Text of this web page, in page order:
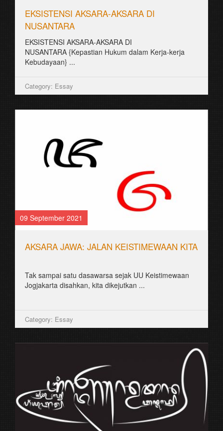
EKSISTENSI AKSARA-AKSARA DI
NUSANTARA
EKSISTENSI AKSARA-AKSARA DI
NUSANTARA {Kepastian Hukum dalam Kerja-kerja
Kebudayaan} ...
Category: Essay
09 September 2021
AKSARA JAWA: JALAN KEISTIMEWAAN KITA
Tak sampai satu dasawarsa sejak UU Keistimewaan
Jogjakarta disahkan, kita dikejutkan ...
Category: Essay